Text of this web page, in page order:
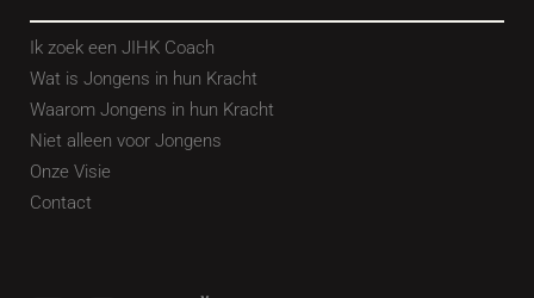
Ik zoek een JIHK Coach
Wat is Jongens in hun Kracht
Waarom Jongens in hun Kracht
Niet alleen voor Jongens
Onze Visie
Contact